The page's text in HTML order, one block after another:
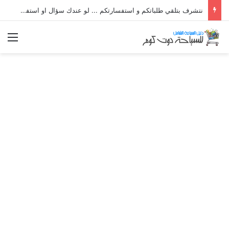
نتشرف بتلقي طلباتكم و استفسارتكم ... لو عندك سؤال او استفسار ماتدرددش فى طلب المساعدة